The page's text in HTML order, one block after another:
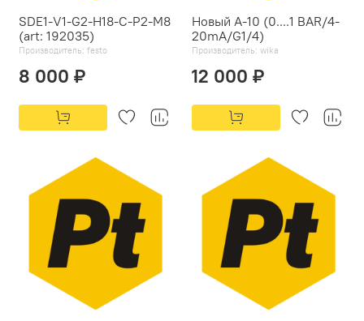
SDE1-V1-G2-H18-C-P2-M8
(art: 192035)
Производитель: festo
8 000 ₽
Новый A-10 (0....1 BAR/4-
20mA/G1/4)
Производитель: wika
12 000 ₽